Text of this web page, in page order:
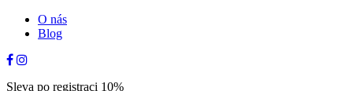
O nás
Blog
Sleva po registraci 10%